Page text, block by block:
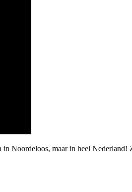
Noordeloos, maar in heel